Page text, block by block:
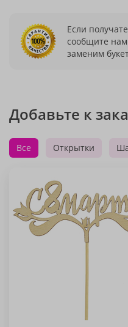
Если
сообщите
заменим
Добавьте к
Все Открытки